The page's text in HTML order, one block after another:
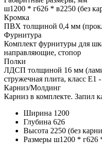
ш1200 * г626 * в2250 (без
Кромка
ПВХ толщиной 0,4 мм
Фурнитура
Комплект фурнитуры для
направляющие, стопор
Полки
ЛДСП толщиной 16 мм
стружечная плита, класс E1
Карниз/Молдинг
Карниз в комплекте. Запил
Ширина 1200
Глубина 626
Высота 2250 (без
Размеры ш1200 * г626